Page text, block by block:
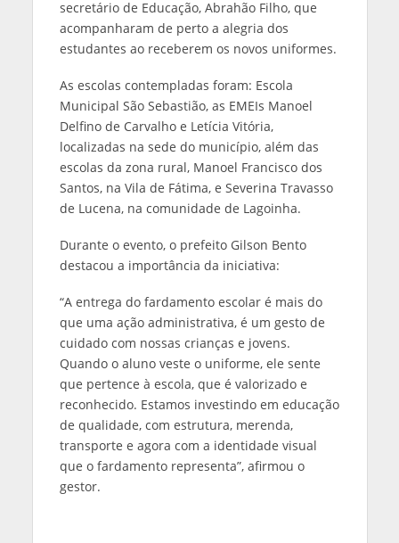
secretário de Educação, Abrahão Filho, que
acompanharam de perto a alegria dos
estudantes ao receberem os novos uniformes.
As escolas contempladas foram: Escola
Municipal São Sebastião, as EMEIs Manoel
Delfino de Carvalho e Letícia Vitória,
localizadas na sede do município, além das
escolas da zona rural, Manoel Francisco dos
Santos, na Vila de Fátima, e Severina Travasso
de Lucena, na comunidade de Lagoinha.
Durante o evento, o prefeito Gilson Bento
destacou a importância da iniciativa:
“A entrega do fardamento escolar é mais do
que uma ação administrativa, é um gesto de
cuidado com nossas crianças e jovens.
Quando o aluno veste o uniforme, ele sente
que pertence à escola, que é valorizado e
reconhecido. Estamos investindo em educação
de qualidade, com estrutura, merenda,
transporte e agora com a identidade visual
que o fardamento representa”, afirmou o
gestor.